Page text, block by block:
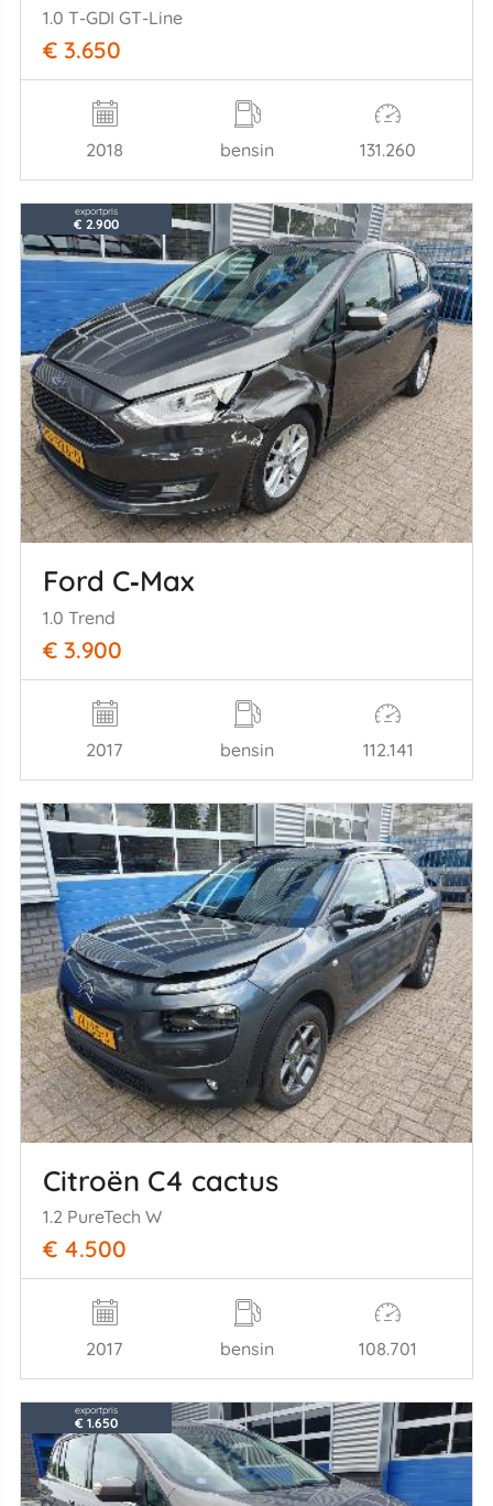
1.0 T-GDI GT-Line
€ 3.650
2018 bensin 131.260
exportpris
€ 2.900
Ford C‑Max
1.0 Trend
€ 3.900
2017 bensin 112.141
Citroën C4 cactus
1.2 PureTech W
€ 4.500
2017 bensin 108.701
exportpris
€ 1.650